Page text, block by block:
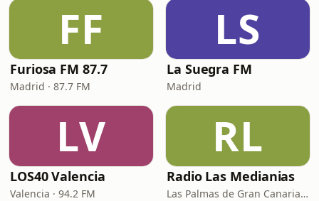
FF
Furiosa FM 87.7
Madrid · 87.7 FM
LS
La Suegra FM
Madrid
LV
LOS40 Valencia
Valencia · 94.2 FM
RL
Radio Las Medianias
Las Palmas de Gran Canaria · 92.2 FM, 100.2 FM, 98.7 FM